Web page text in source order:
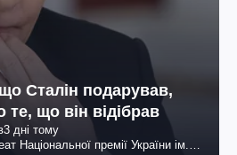
Сталін подарував,
що він відібрав
3 дні тому
Національної премії України ім.